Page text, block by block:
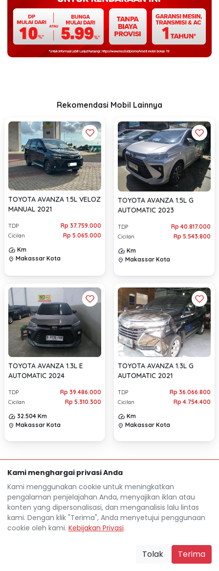
Rekomendasi Mobil Lainnya
TOYOTA AVANZA 1.5L VELOZ
MANUAL 2021
TDP Rp 37.759.000
Cicilan
Rp 5.065.000
Km
location_on Makassar Kota
TOYOTA AVANZA 1.5L G
AUTOMATIC 2023
TDP Rp 40.817.000
Cicilan
Rp 5.543.800
Km
location_on Makassar Kota
TOYOTA AVANZA 1.3L E
AUTOMATIC 2024
TDP Rp 39.486.000
Cicilan
Rp 5.310.300
32.504 Km
location_on Makassar Kota
TOYOTA AVANZA 1.3L G
AUTOMATIC 2021
TDP Rp 36.066.800
Cicilan
Rp 4.754.400
Km
location_on Makassar Kota
membantu anda yang selama ini kesulitan dalam
mencari mobil bekas secara kredit.
Kami menghargai privasi Anda
Kami menggunakan cookie untuk meningkatkan
pengalaman penjelajahan Anda, menyajikan iklan atau
konten yang dipersonalisasi, dan menganalisis lalu lintas
kami. Dengan klik "Terima", Anda menyetujui penggunaan
cookie oleh kami. Kebijakan Privasi.
Tolak Terima